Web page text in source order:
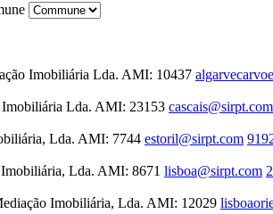
Imobiliária Lda. AMI: 10437
Imobiliária Lda. AMI: 23153 cascais@sirpt.com
Lda. AMI: 7744 estoril@sirpt.com
Lda. AMI: 8671 lisboa@sirpt.com
Imobiliária, Lda. AMI: 12029